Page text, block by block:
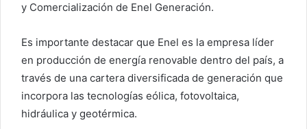
y Comercialización de Enel Generación.
Es importante destacar que Enel es la empresa líder
en producción de energía renovable dentro del país, a
través de una cartera diversificada de generación que
incorpora las tecnologías eólica, fotovoltaica,
hidráulica y geotérmica.